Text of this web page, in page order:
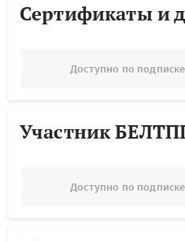
Сертификаты и
Доступно по
Участник
Доступно по